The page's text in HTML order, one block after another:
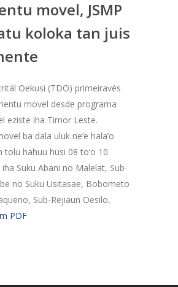
movel, JSMP
koloka tan juis
Oekusi (TDO) primeiravés
movel desde programa
eziste iha Timor Leste.
ba dala uluk ne’e hala’o
tolu hahuu husi 08 to’o 10
iha Suku Abani no Malelat, Sub-
no Suku Usitasae, Bobometo
Sub-Rejiaun Oesilo,
PDF